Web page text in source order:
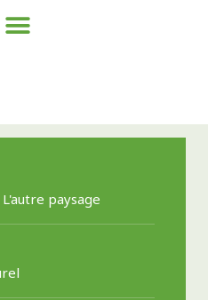
paysage